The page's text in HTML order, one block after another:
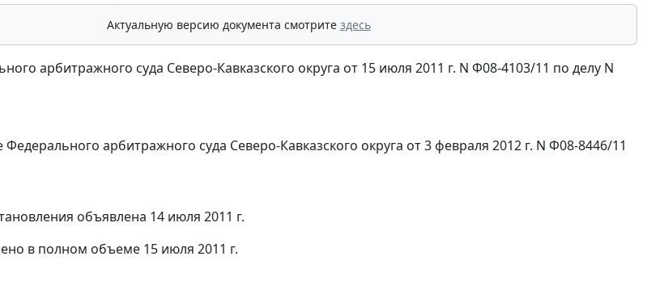
Актуальную версию документа смотрите здесь
арбитражного суда Северо-Кавказского округа от 15 июля 2011 г. N Ф08-4103/11 по делу N
Федерального арбитражного суда Северо-Кавказского округа от 3 февраля 2012 г. N Ф08-8446/11
объявлена 14 июля 2011 г.
в полном объеме 15 июля 2011 г.